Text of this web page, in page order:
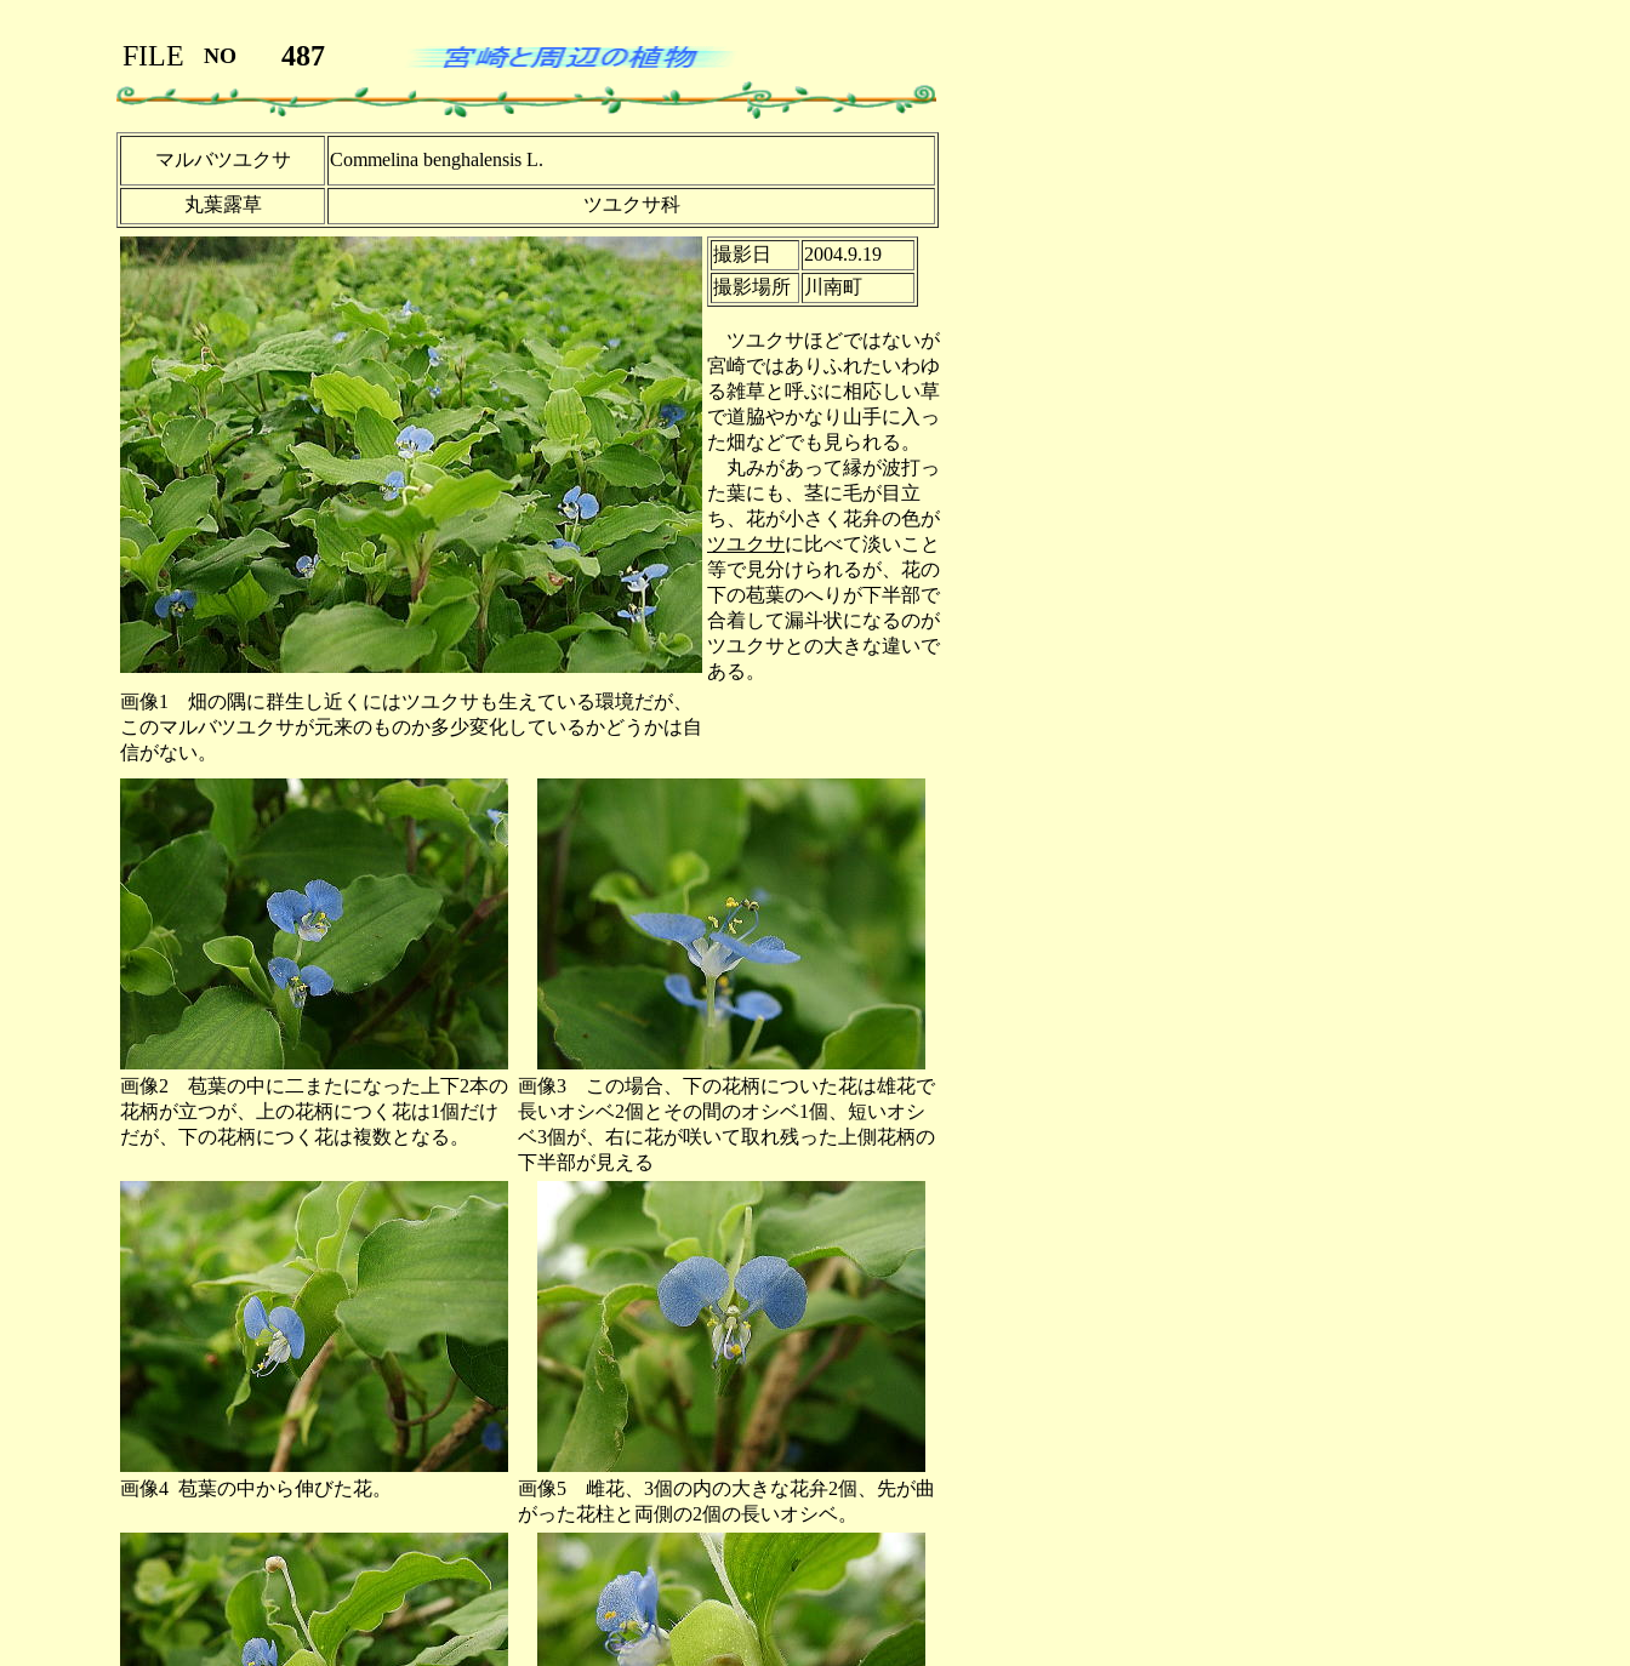
FILE NO 487
マルバツユクサ Commelina benghalensis L.
丸葉露草 ツユクサ科
撮影日
2004.9.19
撮影場所
川南町
ツユクサほどではないが
宮崎ではありふれたいわゆ
る雑草と呼ぶに相応しい草
で道脇やかなり山手に入っ
た畑などでも見られる。
丸みがあって縁が波打っ
た葉にも、茎に毛が目立
ち、花が小さく花弁の色が
ツユクサに比べて淡いこと
等で見分けられるが、花の
下の苞葉のへりが下半部で
合着して漏斗状になるのが
ツユクサとの大きな違いで
ある。
画像1 畑の隅に群生し近くにはツユクサも生えている環境だが、
このマルバツユクサが元来のものか多少変化しているかどうかは自
信がない。
画像2 苞葉の中に二またになった上下2本の
花柄が立つが、上の花柄につく花は1個だけ
だが、下の花柄につく花は複数となる。
画像3 この場合、下の花柄についた花は雄花で
長いオシベ2個とその間のオシベ1個、短いオシ
ベ3個が、右に花が咲いて取れ残った上側花柄の
下半部が見える
画像4 苞葉の中から伸びた花。
画像5 雌花、3個の内の大きな花弁2個、先が曲
がった花柱と両側の2個の長いオシベ。